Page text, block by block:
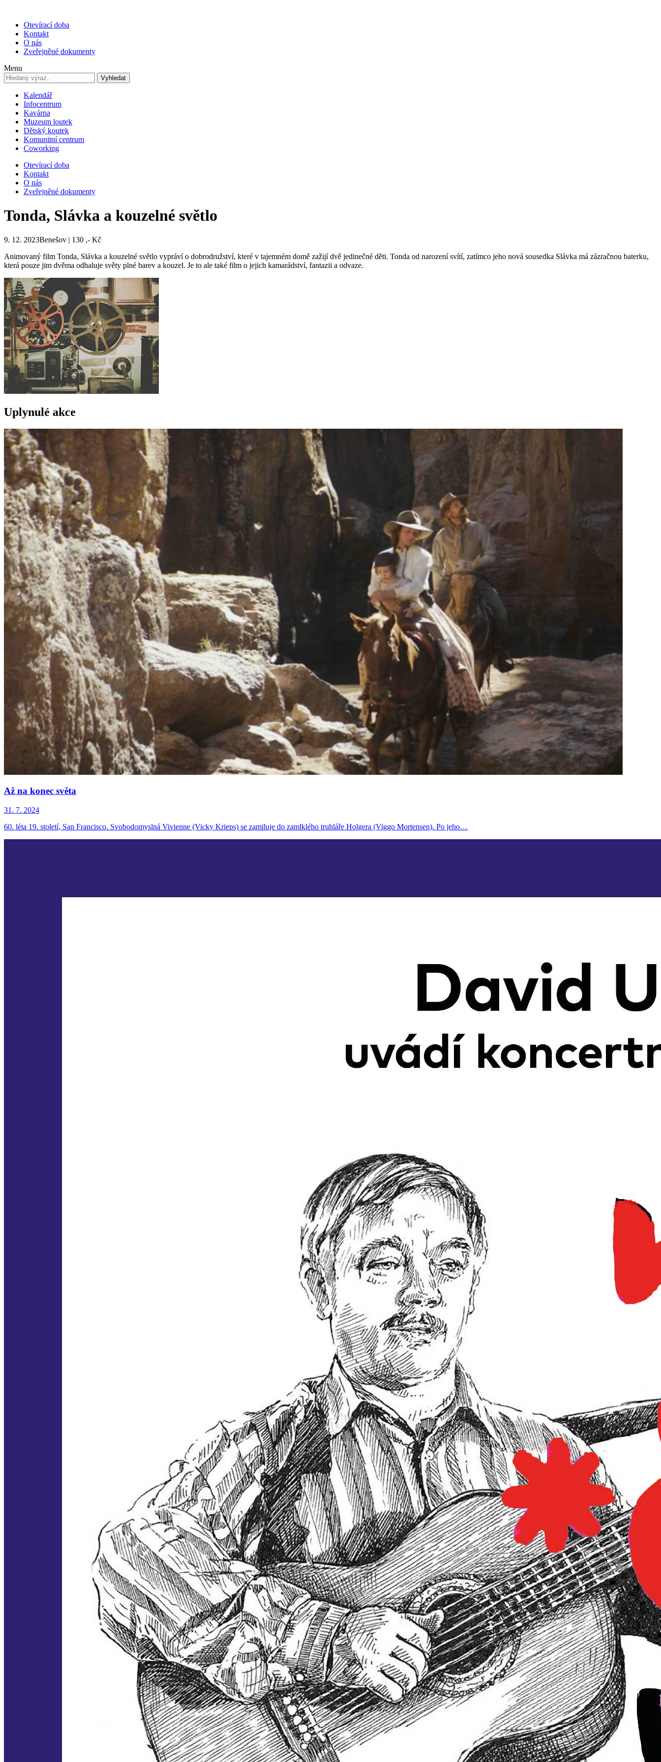
Otevírací doba
Kontakt
O nás
Zveřejněné dokumenty
Menu
Vyhledat
Kalendář
Infocentrum
Kavárna
Muzeum loutek
Dětský koutek
Komunitní centrum
Coworking
Otevírací doba
Kontakt
O nás
Zveřejněné dokumenty
Tonda, Slávka a kouzelné světlo
9. 12. 2023Benešov | 130 ,- Kč
Animovaný film Tonda, Slávka a kouzelné světlo vypráví o dobrodružství, které v tajemném domě zažijí dvě jedinečné děti. Tonda od narození svítí, zatímco jeho nová sousedka Slávka má zázračnou baterku,
která pouze jim dvěma odhaluje světy plné barev a kouzel. Je to ale také film o jejich kamarádství, fantazii a odvaze.
Uplynulé akce
Až na konec světa
31. 7. 2024
60. léta 19. století, San Francisco. Svobodomyslná Vivienne (Vicky Krieps) se zamiluje do zamlklého truhláře Holgera (Viggo Mortensen). Po jeho…